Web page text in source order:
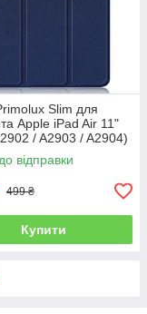
Slim для
Apple iPad Air 11"
/ A2903 / A2904)
відправки
499 ₴
Купити